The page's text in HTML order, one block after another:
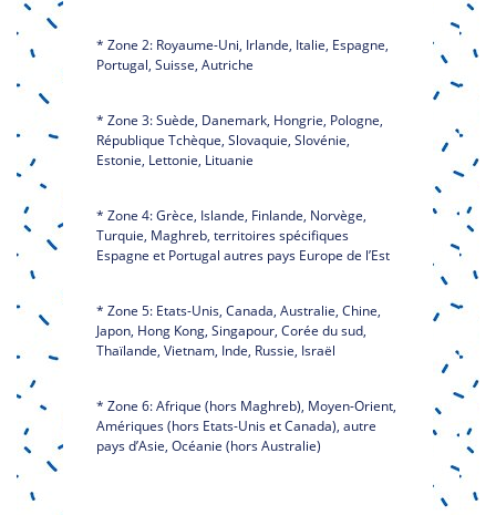
* Zone 2: Royaume-Uni, Irlande, Italie, Espagne,
Portugal, Suisse, Autriche
* Zone 3: Suède, Danemark, Hongrie, Pologne,
République Tchèque, Slovaquie, Slovénie,
Estonie, Lettonie, Lituanie
* Zone 4: Grèce, Islande, Finlande, Norvège,
Turquie, Maghreb, territoires spécifiques
Espagne et Portugal autres pays Europe de l’Est
* Zone 5: Etats-Unis, Canada, Australie, Chine,
Japon, Hong Kong, Singapour, Corée du sud,
Thaïlande, Vietnam, Inde, Russie, Israël
* Zone 6: Afrique (hors Maghreb), Moyen-Orient,
Amériques (hors Etats-Unis et Canada), autre
pays d’Asie, Océanie (hors Australie)